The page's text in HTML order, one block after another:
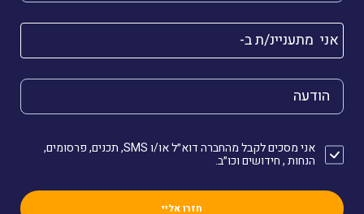
אני מתעניינ/ת ב-
הודעה
אני מסכים לקבל מהחברה דוא״ל או/ו SMS, תכנים, פרסומים,
הנחות , חידושים וכו״ב.